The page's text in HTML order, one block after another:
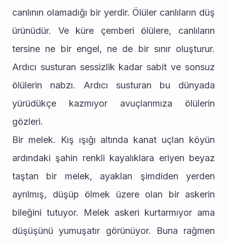
canlının olamadığı bir yerdir. Ölüler canlıların düş
ürünüdür. Ve küre çemberi ölülere, canlıların
tersine ne bir engel, ne de bir sınır oluşturur.
Ardıcı susturan sessizlik kadar sabit ve sonsuz
ölülerin nabzı. Ardıcı susturan bu dünyada
yürüdükçe kazmıyor avuçlarımıza ölülerin
gözleri.
Bir melek. Kış ışığı altında kanat uçlan köyün
ardındaki şahin renkli kayalıklara eriyen beyaz
taştan bir melek, ayaklan şimdiden yerden
ayrılmış, düşüp ölmek üzere olan bir askerin
bileğini tutuyor. Melek askeri kurtarmıyor ama
düşüşünü yumuşatır görünüyor. Buna rağmen